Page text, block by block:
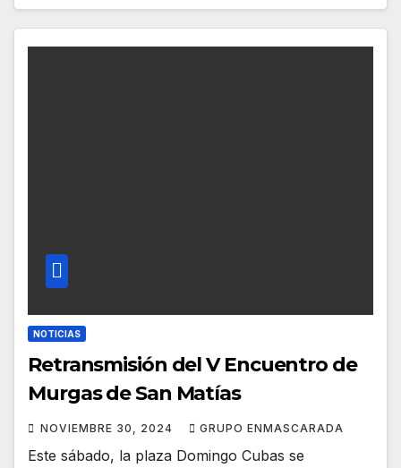
NOTICIAS
Retransmisión del V Encuentro de
Murgas de San Matías
NOVIEMBRE 30, 2024 GRUPO ENMASCARADA
Este sábado, la plaza Domingo Cubas se